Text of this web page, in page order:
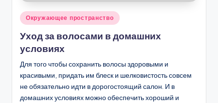
Опубликовано
Окружающее пространство
Уход за волосами в домашних
условиях
Для того чтобы сохранить волосы здоровыми и
красивыми, придать им блеск и шелковистость совсем
не обязательно идти в дорогостоящий салон. И в
домашних условиях можно обеспечить хороший и